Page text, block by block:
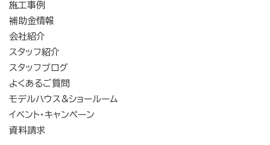
ケ 産業資材の販売施工
コ 建設用パネルの製造販売
シ 外構工事業
ス 土木工事業
セ 管工事業
タ 産業廃棄物収集運搬事業
チ 損害保険代理店業
ツ 生命保険の募集に関する業務
テ 電気事業
ト 左官工事業
施工事例
補助金情報
会社紹介
スタッフ紹介
スタッフブログ
よくあるご質問
モデルハウス&ショールーム
イベント・キャンペーン
資料請求